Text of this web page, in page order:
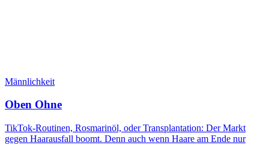
Männlichkeit
Oben Ohne
TikTok-Routinen, Rosmarinöl, oder Transplantation: Der Markt
gegen Haarausfall boomt. Denn auch wenn Haare am Ende nur